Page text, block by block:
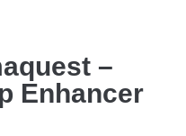
–
Enhancer